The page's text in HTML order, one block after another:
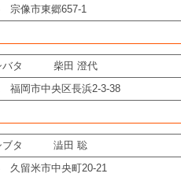
宗像市東郷657-1
バタ 柴田 澄代
福岡市中央区長浜2-3-38
シブタ 澁田 聡
久留米市中央町20-21